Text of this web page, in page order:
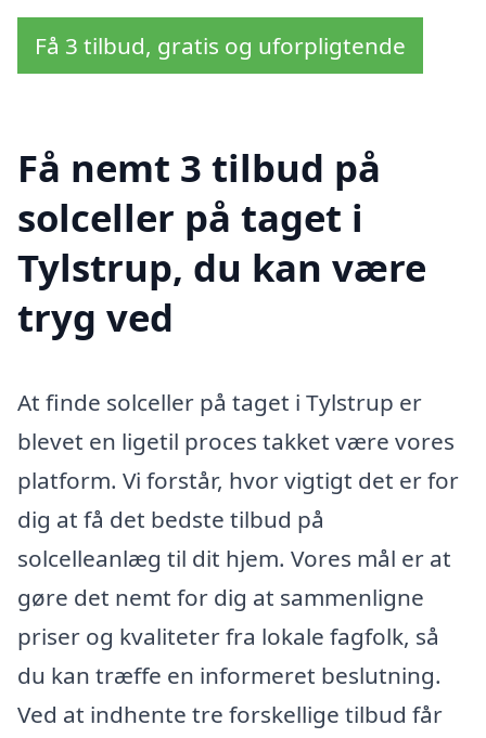
Få 3 tilbud, gratis og uforpligtende
Få nemt 3 tilbud på
solceller på taget i
Tylstrup, du kan være
tryg ved
At finde solceller på taget i Tylstrup er
blevet en ligetil proces takket være vores
platform. Vi forstår, hvor vigtigt det er for
dig at få det bedste tilbud på
solcelleanlæg til dit hjem. Vores mål er at
gøre det nemt for dig at sammenligne
priser og kvaliteter fra lokale fagfolk, så
du kan træffe en informeret beslutning.
Ved at indhente tre forskellige tilbud får